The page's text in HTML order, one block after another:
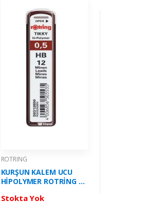
ROTRING
KURŞUN KALEM UCU
HİPOLYMER ROTRİNG 05
Stokta Yok